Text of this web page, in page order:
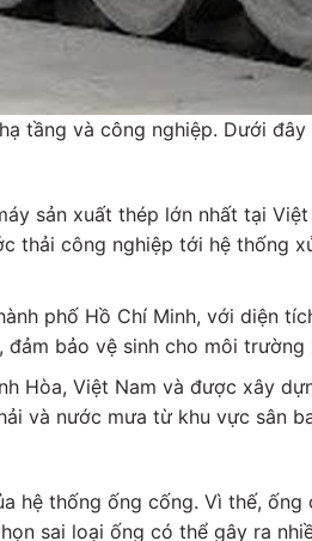
tầng và công nghiệp. Dưới
sản xuất thép lớn nhất tại
thải công nghiệp tới hệ thống
phố Hồ Chí Minh, với diện
bảo vệ sinh cho môi trường
Hòa, Việt Nam và được xây
và nước mưa từ khu vực sân
hệ thống ống cống. Vì thế,
sai loại ống có thể gây ra